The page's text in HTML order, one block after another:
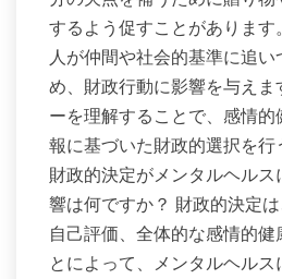
するよう促すことがあります
人が仲間や社会的基準に追
め、財政行動に影響を与え
ーを理解することで、感情
報に基づいた財政的選択を行
財政的決定がメンタルヘル
響は何ですか？ 財政的決定は
自己評価、全体的な感情的健
とによって、メンタルヘルス